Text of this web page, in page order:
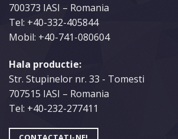
700373 IASI – Romania
Tel: +40-332-405844
Mobil: +40-741-080604
Hala productie:
Str. Stupinelor nr. 33 - Tomesti
707515 IASI – Romania
Tel: +40-232-277411